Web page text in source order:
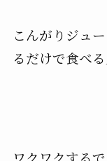
こんがりジュ
るだけで食べ
ワクワクする